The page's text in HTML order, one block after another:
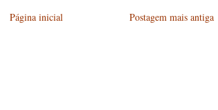
Postagem mais antiga
Página inicial